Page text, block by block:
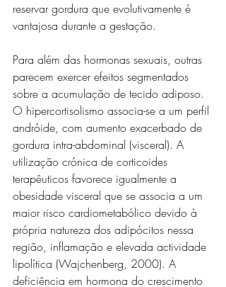
reservar gordura que evolutivamente é
vantajosa durante a gestação.
Para além das hormonas sexuais, outras
parecem exercer efeitos segmentados
sobre a acumulação de tecido adiposo.
O hipercortisolismo associa-se a um perfil
andróide, com aumento exacerbado de
gordura intra-abdominal (visceral). A
utilização crónica de corticoides
terapêuticos favorece igualmente a
obesidade visceral que se associa a um
maior risco cardiometabólico devido à
própria natureza dos adipócitos nessa
região, inflamação e elevada actividade
lipolítica (Wajchenberg, 2000). A
deficiência em hormona do crescimento